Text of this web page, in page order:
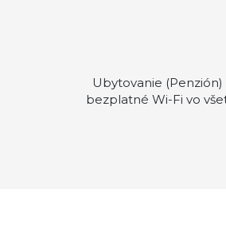
Ubytovanie
bezplatné Wi-Fi vo